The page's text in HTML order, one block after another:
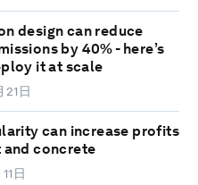
design can reduce
by 40% - here’s
it at scale
日
can increase profits
and concrete
日